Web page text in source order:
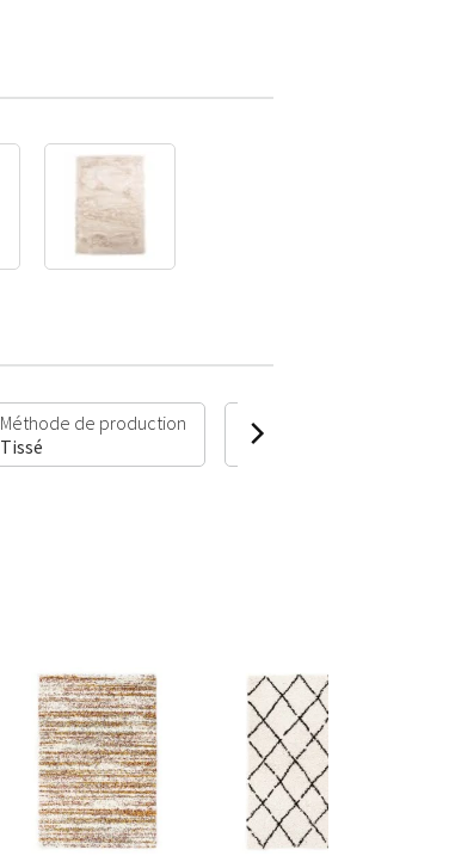
Méthode de production
Tissé